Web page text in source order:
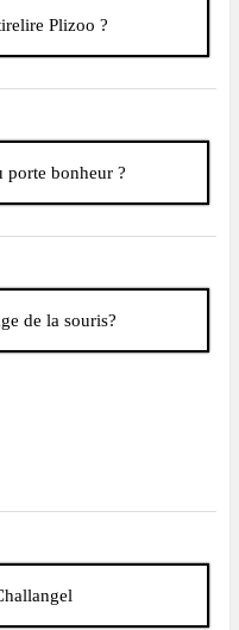
Plizoo ?
porte bonheur ?
de la souris?